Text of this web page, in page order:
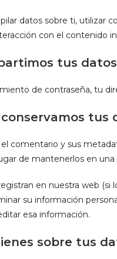
datos sobre ti, utilizar
con el contenido
tus datos
de contraseña, tu
tus
comentario y sus
de mantenerlos en una
en nuestra web
su información
esa información.
sobre tus